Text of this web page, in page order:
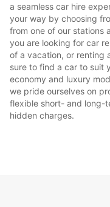
a seamless car hire
your way by choosing
from one of our stations
you are looking for car
of a vacation, or renting
sure to find a car to suit
economy and luxury
we pride ourselves on
flexible short- and long-
hidden charges.